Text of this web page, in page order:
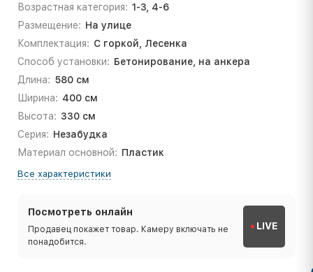
Возрастная категория: 1-3, 4-6
Размещение: На улице
Комплектация: С горкой, Лесенка
Способ установки: Бетонирование, на анкера
Длина: 580 см
Ширина: 400 см
Высота: 330 см
Серия: Незабудка
Материал основной: Пластик
Все характеристики
Посмотреть онлайн
Продавец покажет товар. Камеру включать не
понадобится.
LIVE